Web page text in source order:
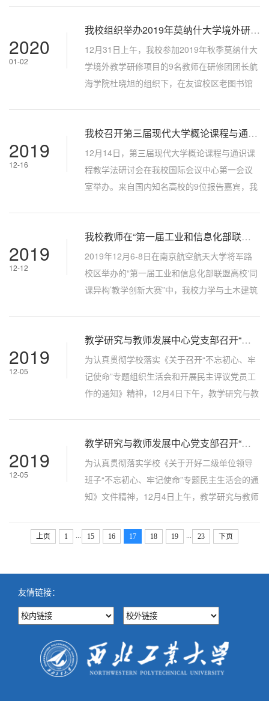
子信息学院副院长周巍主持。课程团队集体学
习了学校人才大类培养方案具体要求，明确了
各学院信息大类电路基础课程在教学内容、课
程设置、课程学时、教材使用等方面发生的变
2020
01-02
我校组织举办2019年莫纳什大学境外研修项目成果分享示范课
12月31日上午，我校参加2019年秋季莫纳什大
学境外教学研修项目的9名教师在研修团团长航
海学院杜晓旭的组织下，在友谊校区老图书馆
副主任徐根玖主持，来自学校11个教学单位的​
教师参与现场观摩，进行互动研讨。航海学院
杜晓旭作为研修团代表，首先总体介绍了莫纳
什大学、莫纳什大学境外研修项目、研修课程
2019
12-16
我校召开第三届现代大学概论课程与通识课程教学法研讨会
12月14日，第三届现代大学概论课程与通识课
程教学法研讨会在我校国际会议中心第一会议
室举办。来自国内知名高校的9位报告嘉宾，我
研讨会。会议由西北工业大学教学研究与教师
发展中心副主任徐根玖主持。徐根玖首先介绍
了我校通识课程建设的相关举措和实施情况，
以及开展通识课程教学法研讨的重要性和必要
2019
12-12
我校教师在“第一届工业和信息化部联盟高校‘同课异构’教学创新大赛”中取得佳绩
​2019年12月6-8日在南京航空航天大学将军路
校区举办的“第一届工业和信息化部联盟高校‘同
课异构’教学创新大赛”中，我校力学与土木建筑
育处指导，G7高校教师发展联盟主办，南京航
空航天大学承办。大赛设计理念先进，本着“以
赛促联”，打造七校互联通道；“以赛促教”促进
教师能力提升；以新促“芯”，激发教师智慧之
2019
12-05
教学研究与教师发展中心党支部召开“不忘初心、牢记使命”专题组织生活会、开展民主评议党员
为认真贯彻学校落实《关于召开“不忘初心、牢
记使命”专题组织生活会和开展民主评议党员工
作的通知》精神，12月4日下午，教学研究与教
展民主评议党员工作。校党委常委、党委组织
部部长詹浩以联系支部的机关党委委员身份参
加会议，教学研究与教师发展中心党支部全体
党员参加会议，会议由支部书记李辉主持。会
2019
12-05
教学研究与教师发展中心党支部召开“不忘初心、牢记使命”专题民主生活会
为认真贯彻落实学校《关于开好二级单位领导
班子“不忘初心、牢记使命”专题民主生活会的通
知》文件精神，12月4日上午，教学研究与教师
召开“不忘初心、牢记使命”专题民主生活会。校
长助理杨益新、巡回指导组成员樊琳、教学研
通报了开展认真学习领会习近平...
上页 1 ... 15 16 17 18 19 ... 23 下页
友情链接：